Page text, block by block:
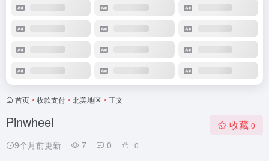
首页 • 收款支付 • 北美地区 • 正文
Pinwheel
9个月前更新 7 0 0
收藏 0